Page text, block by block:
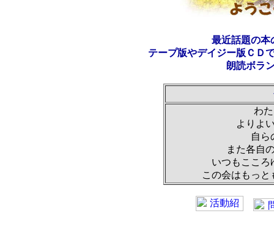
最近話題の本
テープ版やデイジー版ＣＤ
朗読ボラ
わ
よりよ
自ら
また各自
いつもこころ
この会はもっ